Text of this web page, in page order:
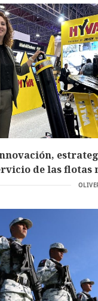
de las flotas